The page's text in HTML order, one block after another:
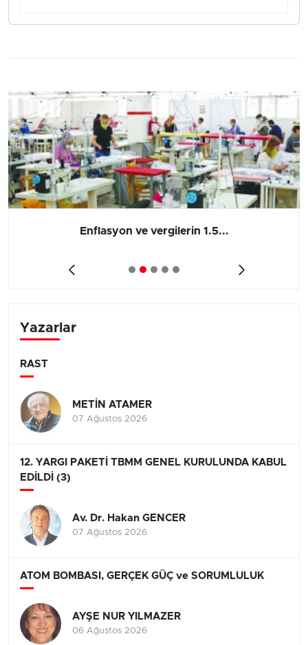
Enflasyon ve vergilerin 1.5...
Yazarlar
RAST
METİN ATAMER
07 Ağustos 2026
12. YARGI PAKETİ TBMM GENEL KURULUNDA KABUL
EDİLDİ (3)
Av. Dr. Hakan GENCER
07 Ağustos 2026
ATOM BOMBASI, GERÇEK GÜÇ ve SORUMLULUK
AYŞE NUR YILMAZER
06 Ağustos 2026